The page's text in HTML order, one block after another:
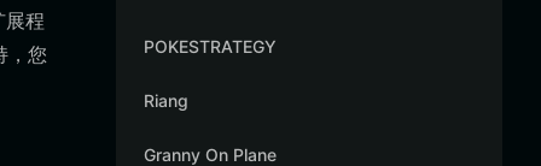
程
，您
POKESTRATEGY
Riang
Granny On Plane